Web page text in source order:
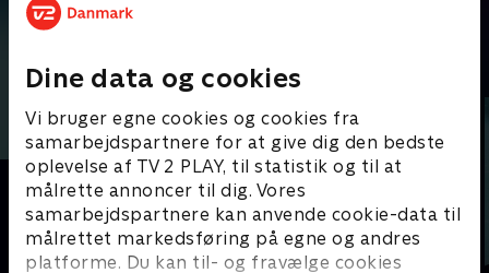
Dine data og cookies
Vi bruger egne cookies og cookies fra
samarbejdspartnere for at give dig den bedste
oplevelse af TV 2 PLAY, til statistik og til at
målrette annoncer til dig. Vores
samarbejdspartnere kan anvende cookie-data til
målrettet markedsføring på egne og andres
platforme. Du kan til- og fravælge cookies
kontrakt hos et stort pladeselskab, flytter de til
Andre så også